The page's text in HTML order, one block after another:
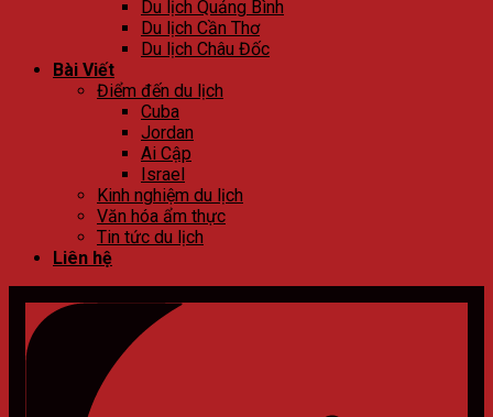
Du lịch Quảng Bình
Du lịch Cần Thơ
Du lịch Châu Đốc
Bài Viết
Điểm đến du lịch
Cuba
Jordan
Ai Cập
Israel
Kinh nghiệm du lịch
Văn hóa ẩm thực
Tin tức du lịch
Liên hệ